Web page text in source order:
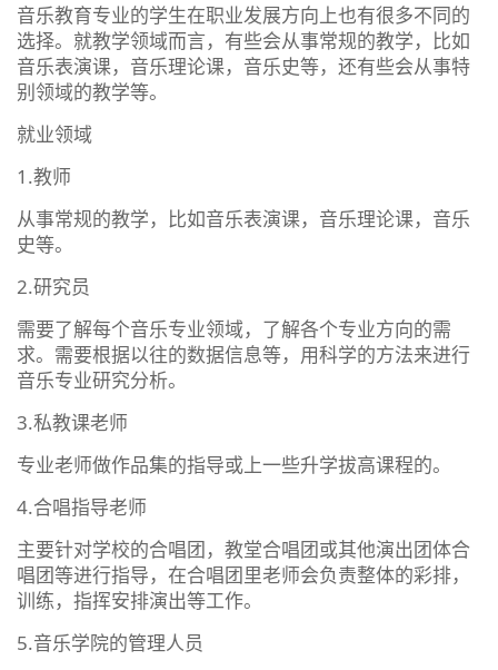
音乐教育专业的学生在职业发展方向上也有很多不同的
选择。就教学领域而言，有些会从事常规的教学，比如
音乐表演课，音乐理论课，音乐史等，还有些会从事特
别领域的教学等。
就业领域
1.教师
从事常规的教学，比如音乐表演课，音乐理论课，音乐
史等。
2.研究员
需要了解每个音乐专业领域，了解各个专业方向的需
求。需要根据以往的数据信息等，用科学的方法来进行
音乐专业研究分析。
3.私教课老师
专业老师做作品集的指导或上一些升学拔高课程的。
4.合唱指导老师
主要针对学校的合唱团，教堂合唱团或其他演出团体合
唱团等进行指导，在合唱团里老师会负责整体的彩排，
训练，指挥安排演出等工作。
5.音乐学院的管理人员